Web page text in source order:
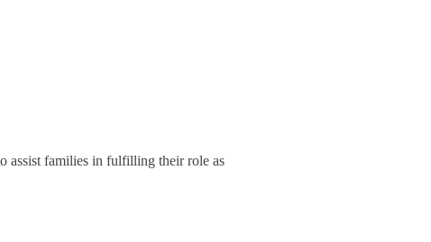
assist families in fulfilling their role as